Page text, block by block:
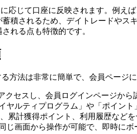
応じて口座に反映されます。例え
積されるため、デイトレードやス
れる点も特徴的です。
方法は非常に簡単で、会員ページ
クセスし、会員ログインページから
ヤルティプログラム」や「ポイント
累計獲得ポイント、利用履歴などを
じ画面から操作が可能で、即時にボ